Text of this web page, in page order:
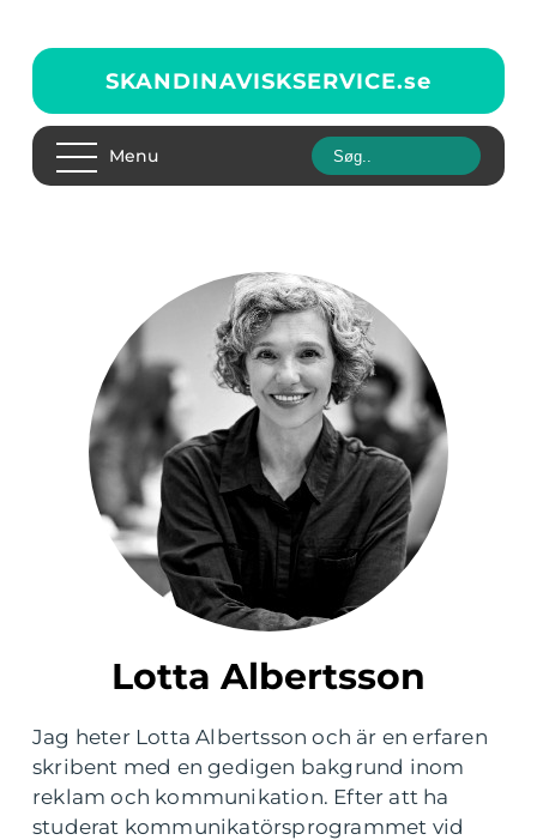
SKANDINAVISKSERVICE.se
Menu
Lotta Albertsson
Jag heter Lotta Albertsson och är en erfaren
skribent med en gedigen bakgrund inom
reklam och kommunikation. Efter att ha
studerat kommunikatörsprogrammet vid